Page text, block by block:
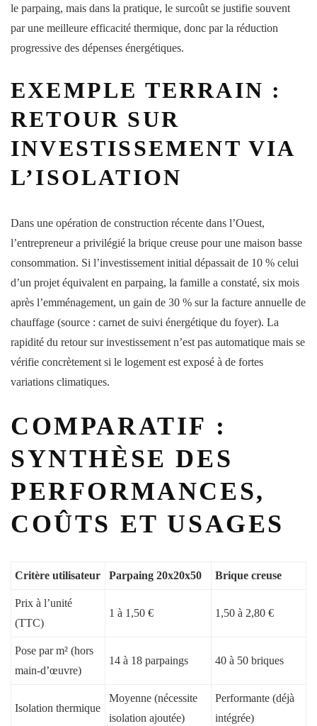
le parpaing, mais dans la pratique, le surcoût se justifie souvent
par une meilleure efficacité thermique, donc par la réduction
progressive des dépenses énergétiques.
EXEMPLE TERRAIN :
RETOUR SUR
INVESTISSEMENT VIA
L’ISOLATION
Dans une opération de construction récente dans l’Ouest,
l’entrepreneur a privilégié la brique creuse pour une maison basse
consommation. Si l’investissement initial dépassait de 10 % celui
d’un projet équivalent en parpaing, la famille a constaté, six mois
après l’emménagement, un gain de 30 % sur la facture annuelle de
chauffage (source : carnet de suivi énergétique du foyer). La
rapidité du retour sur investissement n’est pas automatique mais se
vérifie concrètement si le logement est exposé à de fortes
variations climatiques.
COMPARATIF :
SYNTHÈSE DES
PERFORMANCES,
COÛTS ET USAGES
Critère utilisateur Parpaing 20x20x50 Brique creuse
Prix à l’unité
(TTC)
1 à 1,50 € 1,50 à 2,80 €
Pose par m² (hors
main-d’œuvre)
14 à 18 parpaings 40 à 50 briques
Isolation thermique
Moyenne (nécessite
isolation ajoutée)
Performante (déjà
intégrée)